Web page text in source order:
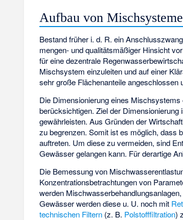
Aufbau von
Bestand früher i. d. R. ein
mengen- und qualitätsmäßiger Hinsicht
für eine dezentrale
Mischsystem einzuleiten und auf einer
sehr große Flächenanteile angeschlossen
Die Dimensionierung eines
berücksichtigen. Ziel der
gewährleisten. Aus Gründen der
zu begrenzen. Somit ist es möglich, dass
auftreten. Um diese zu vermeiden, sind
Gewässer gelangen kann. Für derartige
Die Bemessung von
Konzentrationsbetrachtungen von
werden
Gewässer werden diese u. U. noch mit
technischen Filtern (z. B. Polstofffiltration)